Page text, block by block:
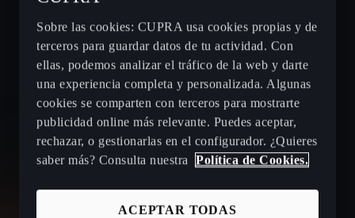
Sobre las cookies: CUPRA usa cookies propias y de
terceros para guardar datos de tu actividad. Con
ellas, podemos analizar el tráfico de la web y darte
una experiencia completa y personalizada. Algunas
cookies se comparten con terceros para mostrarte
publicidad online más relevante. Puedes aceptar,
rechazar, o gestionarlas en el configurador. ¿Quieres
saber más? Consulta nuestra Política de Cookies.
ACEPTAR TODAS